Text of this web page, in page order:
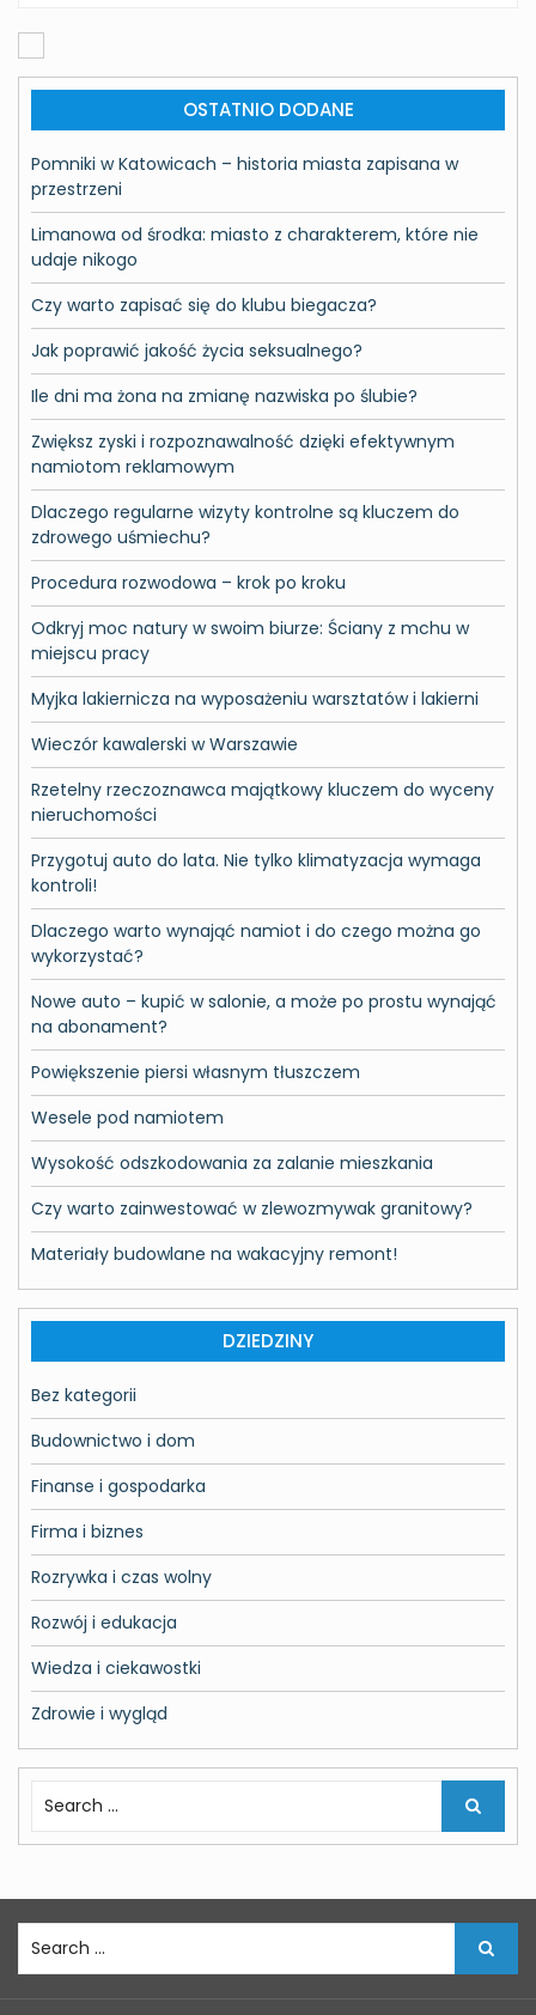
OSTATNIO DODANE
Pomniki w Katowicach – historia miasta zapisana w
przestrzeni
Limanowa od środka: miasto z charakterem, które nie
udaje nikogo
Czy warto zapisać się do klubu biegacza?
Jak poprawić jakość życia seksualnego?
Ile dni ma żona na zmianę nazwiska po ślubie?
Zwiększ zyski i rozpoznawalność dzięki efektywnym
namiotom reklamowym
Dlaczego regularne wizyty kontrolne są kluczem do
zdrowego uśmiechu?
Procedura rozwodowa – krok po kroku
Odkryj moc natury w swoim biurze: Ściany z mchu w
miejscu pracy
Myjka lakiernicza na wyposażeniu warsztatów i lakierni
Wieczór kawalerski w Warszawie
Rzetelny rzeczoznawca majątkowy kluczem do wyceny
nieruchomości
Przygotuj auto do lata. Nie tylko klimatyzacja wymaga
kontroli!
Dlaczego warto wynająć namiot i do czego można go
wykorzystać?
Nowe auto – kupić w salonie, a może po prostu wynająć
na abonament?
Powiększenie piersi własnym tłuszczem
Wesele pod namiotem
Wysokość odszkodowania za zalanie mieszkania
Czy warto zainwestować w zlewozmywak granitowy?
Materiały budowlane na wakacyjny remont!
DZIEDZINY
Bez kategorii
Budownictwo i dom
Finanse i gospodarka
Firma i biznes
Rozrywka i czas wolny
Rozwój i edukacja
Wiedza i ciekawostki
Zdrowie i wygląd
a
h
f
o